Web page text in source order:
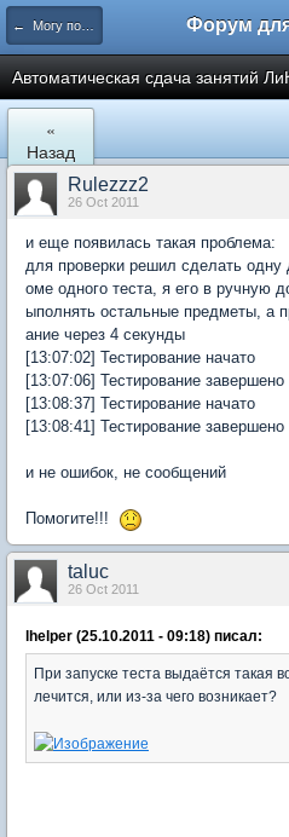
← Могу помочь
Автоматическая сдача занятий
«
Назад
Rulezzz2
26 Oct 2011
и еще появилась такая проблема:
для проверки решил сделать
оме одного теста, я его в ручную
ыполнять остальные предметы, а
ание через 4 секунды
[13:07:02] Тестирование начато
[13:07:06] Тестирование завершено
[13:08:37] Тестирование начато
[13:08:41] Тестирование завершено
и не ошибок, не сообщений
Помогите!!!
taluc
26 Oct 2011
lhelper (25.10.2011 - 09:18) писал:
При запуске теста выдаётся такая
лечится, или из-за чего возникает?